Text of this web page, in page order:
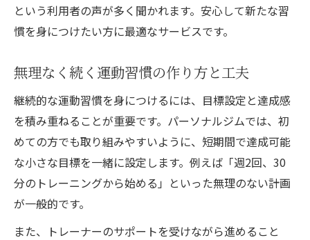
という利用者の声が多く聞かれます。安心して新たな習
慣を身につけたい方に最適なサービスです。
無理なく続く運動習慣の作り方と工夫
継続的な運動習慣を身につけるには、目標設定と達成感
を積み重ねることが重要です。パーソナルジムでは、初
めての方でも取り組みやすいように、短期間で達成可能
な小さな目標を一緒に設定します。例えば「週2回、30
分のトレーニングから始める」といった無理のない計画
が一般的です。
また、トレーナーのサポートを受けながら進めること